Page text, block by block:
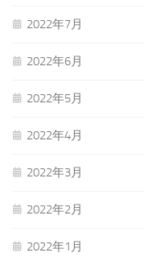
2022年7月
2022年6月
2022年5月
2022年4月
2022年3月
2022年2月
2022年1月